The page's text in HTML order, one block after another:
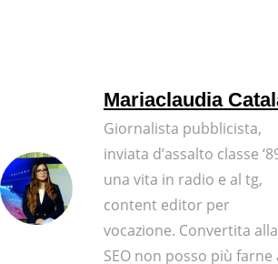
Mariaclaudia
Giornalista pubblicista,
inviata d’assalto classe
una vita in radio e al tg,
content editor per
vocazione. Convertita alla
SEO non posso più farne